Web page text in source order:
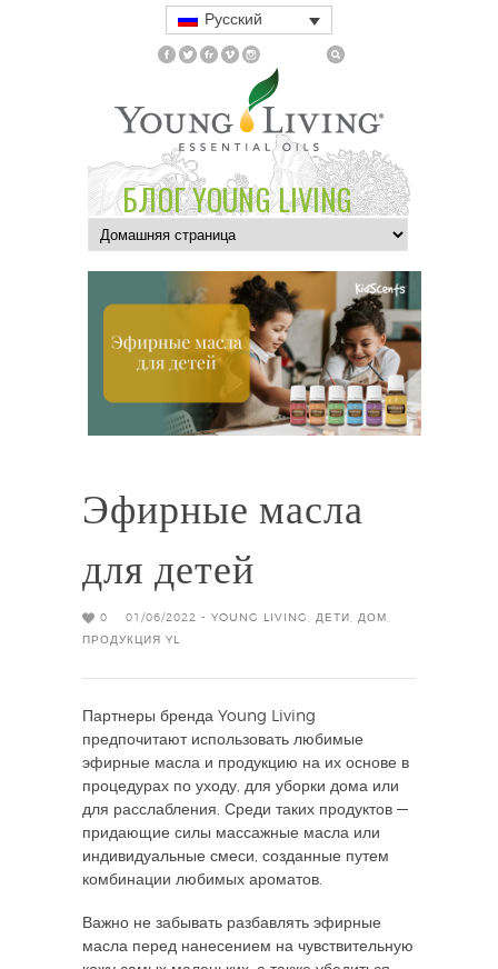
Русский
БЛОГ YOUNG LIVING
Эфирные масла
для детей
0 01/06/2022 - YOUNG LIVING ДЕТИ ДОМ
ПРОДУКЦИЯ YL
Партнеры бренда Young Living
предпочитают использовать любимые
эфирные масла и продукцию на их основе в
процедурах по уходу, для уборки дома или
для расслабления. Среди таких продуктов —
придающие силы массажные масла или
индивидуальные смеси, созданные путем
комбинации любимых ароматов.
Важно не забывать разбавлять эфирные
масла перед нанесением на чувствительную